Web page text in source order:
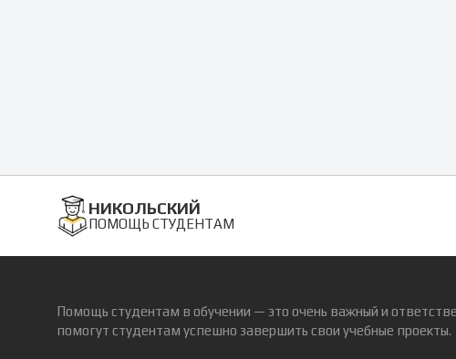
НИКОЛЬСКИЙ
ПОМОЩЬ СТУДЕНТАМ
Помощь студентам в обучении — это очень важный и
помогут студентам успешно завершить свои учебные проекты.